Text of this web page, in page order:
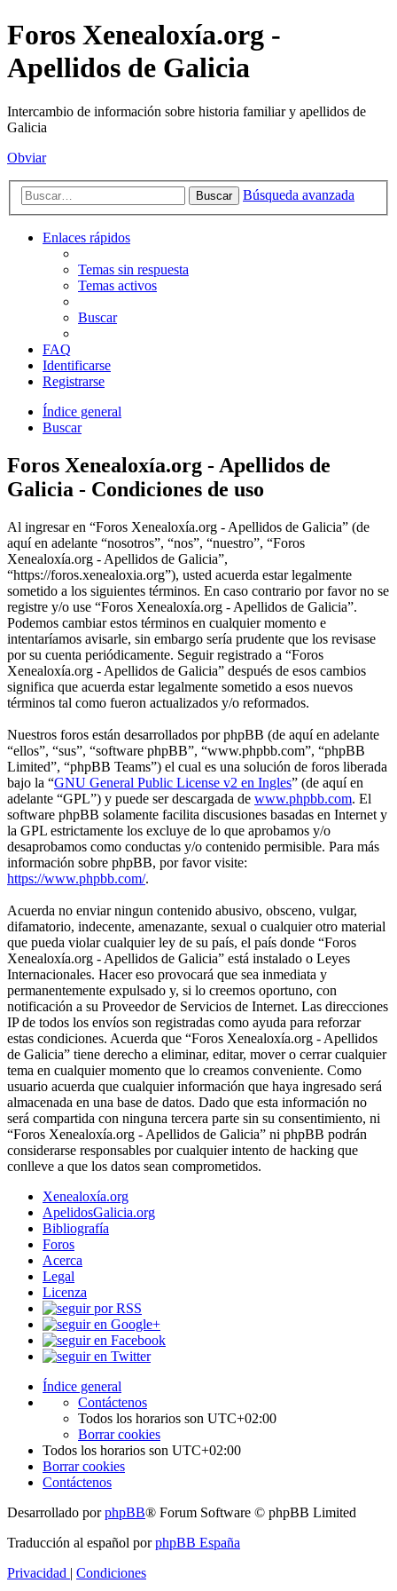
Foros Xenealoxía.org -
Apellidos de Galicia
Intercambio de información sobre historia familiar y apellidos de
Galicia
Obviar
Buscar Búsqueda avanzada
Enlaces rápidos
Temas sin respuesta
Temas activos
Buscar
FAQ
Identificarse
Registrarse
Índice general
Buscar
Foros Xenealoxía.org - Apellidos de
Galicia - Condiciones de uso
Al ingresar en “Foros Xenealoxía.org - Apellidos de Galicia” (de
aquí en adelante “nosotros”, “nos”, “nuestro”, “Foros
Xenealoxía.org - Apellidos de Galicia”,
“https://foros.xenealoxia.org”), usted acuerda estar legalmente
sometido a los siguientes términos. En caso contrario por favor no se
registre y/o use “Foros Xenealoxía.org - Apellidos de Galicia”.
Podemos cambiar estos términos en cualquier momento e
intentaríamos avisarle, sin embargo sería prudente que los revisase
por su cuenta periódicamente. Seguir registrado a “Foros
Xenealoxía.org - Apellidos de Galicia” después de esos cambios
significa que acuerda estar legalmente sometido a esos nuevos
términos tal como fueron actualizados y/o reformados.
Nuestros foros están desarrollados por phpBB (de aquí en adelante
“ellos”, “sus”, “software phpBB”, “www.phpbb.com”, “phpBB
Limited”, “phpBB Teams”) el cual es una solución de foros liberada
bajo la “GNU General Public License v2 en Ingles” (de aquí en
adelante “GPL”) y puede ser descargada de www.phpbb.com. El
software phpBB solamente facilita discusiones basadas en Internet y
la GPL estrictamente los excluye de lo que aprobamos y/o
desaprobamos como conductas y/o contenido permisible. Para más
información sobre phpBB, por favor visite:
https://www.phpbb.com/.
Acuerda no enviar ningun contenido abusivo, obsceno, vulgar,
difamatorio, indecente, amenazante, sexual o cualquier otro material
que pueda violar cualquier ley de su país, el país donde “Foros
Xenealoxía.org - Apellidos de Galicia” está instalado o Leyes
Internacionales. Hacer eso provocará que sea inmediata y
permanentemente expulsado y, si lo creemos oportuno, con
notificación a su Proveedor de Servicios de Internet. Las direcciones
IP de todos los envíos son registradas como ayuda para reforzar
estas condiciones. Acuerda que “Foros Xenealoxía.org - Apellidos
de Galicia” tiene derecho a eliminar, editar, mover o cerrar cualquier
tema en cualquier momento que lo creamos conveniente. Como
usuario acuerda que cualquier información que haya ingresado será
almacenada en una base de datos. Dado que esta información no
será compartida con ninguna tercera parte sin su consentimiento, ni
“Foros Xenealoxía.org - Apellidos de Galicia” ni phpBB podrán
considerarse responsables por cualquier intento de hacking que
conlleve a que los datos sean comprometidos.
Xenealoxía.org
ApelidosGalicia.org
Bibliografía
Foros
Acerca
Legal
Licenza
Índice general
Contáctenos
Todos los horarios son UTC+02:00
Borrar cookies
Todos los horarios son UTC+02:00
Borrar cookies
Contáctenos
Desarrollado porphpBB® Forum Software © phpBB Limited
Traducción al español porphpBB España
Privacidad | Condiciones